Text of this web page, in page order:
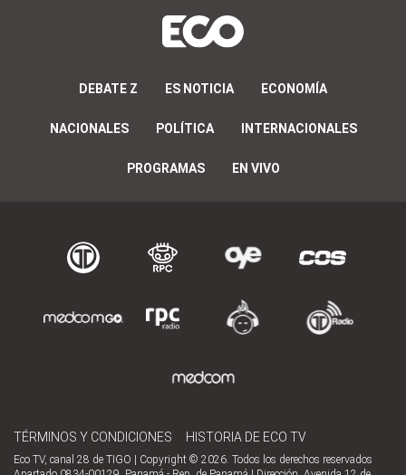
DEBATE Z ES NOTICIA ECONOMÍA
NACIONALES POLÍTICA INTERNACIONALES
PROGRAMAS EN VIVO
TÉRMINOS Y CONDICIONES HISTORIA DE ECO TV
Eco TV, canal 28 de TIGO | Copyright © 2026. Todos los derechos reservados